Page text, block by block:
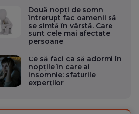
Două nopți de somn
întrerupt fac oamenii să
se simtă în vârstă. Care
sunt cele mai afectate
persoane
Ce să faci ca să adormi în
nopțile în care ai
insomnie: sfaturile
experților